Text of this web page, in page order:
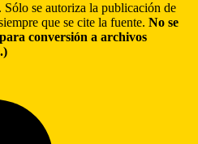
Sólo se autoriza la publicación de
que se cite la fuente. No se
conversión a archivos